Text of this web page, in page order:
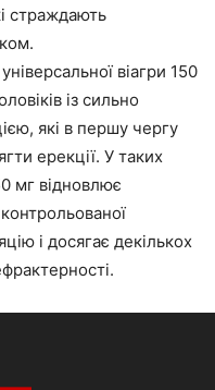
страждають
віагри 150
із сильно
які в першу чергу
ерекції. У таких
мг відновлює
і досягає декількох